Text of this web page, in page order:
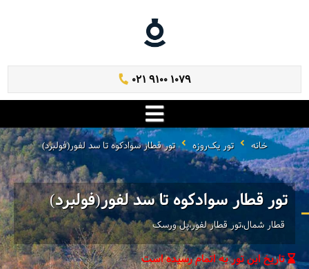
021 9100 1079
خانه تور یک‌روزه تور قطار سوادکوه تا سد لفور(فولبرد)
تور قطار سوادکوه تا سد لفور(فولبرد)
قطار شمال،تور قطار لفور،پل ورسک
تاریخ این تور به اتمام رسیده است